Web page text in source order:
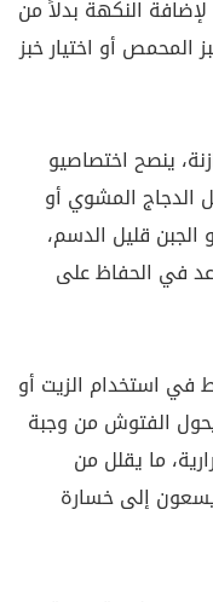
النكهة بدلاً من
المحمص أو اختيار خبز
ينصح اختصاصيو
الدجاج المشوي أو
قليل الدسم،
في الحفاظ على
في استخدام الزيت أو
الفتوش من وجبة
ما يقلل من
إلى خسارة